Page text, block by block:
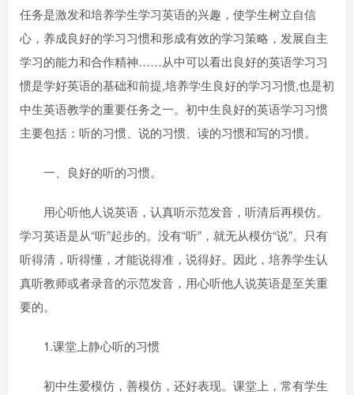
任务是激发和培养学生学习英语的兴趣，使学生树立自信
心，养成良好的学习习惯和形成有效的学习策略，发展自主
学习的能力和合作精神……从中可以看出良好的英语学习习
惯是学好英语的基础和前提,培养学生良好的学习习惯,也是初
中生英语教学的重要任务之一。初中生良好的英语学习习惯
主要包括：听的习惯、说的习惯、读的习惯和写的习惯。
一、良好的听的习惯。
用心听他人说英语，认真听示范发音，听清后再模仿。
学习英语是从“听”起步的。没有“听”，就无从模仿“说”。只有
听得清，听得懂，才能说得准，说得好。因此，培养学生认
真听教师或者录音的示范发音，用心听他人说英语是至关重
要的。
1.课堂上静心听的习惯
初中生爱模仿，善模仿，还好表现。课堂上，常有学生